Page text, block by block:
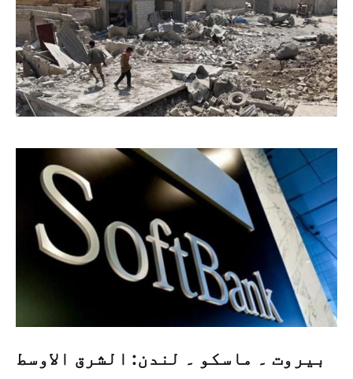
بیروت ۔ ماسکو ۔ لندن: الشرق الاوسط